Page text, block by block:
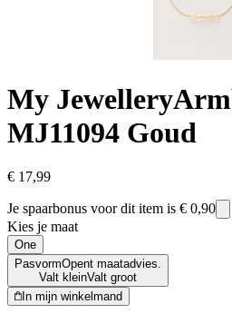
My Jewellery
MJ11094 Goud
€ 17,99
Je spaarbonus voor dit item is € 0,90
Kies je maat
One
PasvormOpent maatadvies.
Valt kleinValt groot
In mijn winkelmand